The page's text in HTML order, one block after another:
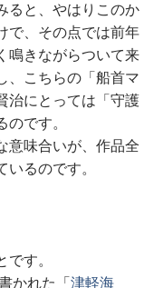
ると、やはりこのか
で、その点では前年
鳴きながらついて来
、こちらの「船首マ
治にとっては「守護
です。
意味合いが、作品全
るのです。
す。
かれた「 津軽海